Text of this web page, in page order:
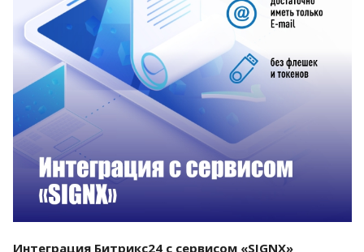
Смотреть проект
Интеграция Битрикс24 с сервисом «SIGNX»